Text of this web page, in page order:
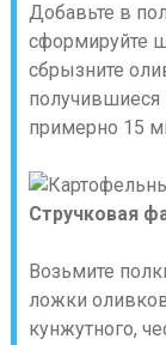
Добавьте в
сформируйте
сбрызните
получившиеся
примерно 15
Стручковая
Возьмите
ложки
кунжутного,